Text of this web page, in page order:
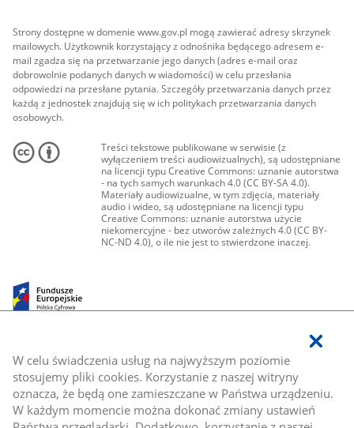
W celu świadczenia usług na najwyższym poziomie
stosujemy pliki cookies. Korzystanie z naszej witryny
oznacza, że będą one zamieszczane w Państwa urządzeniu.
W każdym momencie można dokonać zmiany ustawień
Strony dostępne w domenie www.gov.pl mogą zawierać adresy skrzynek
mailowych. Użytkownik korzystający z odnośnika będącego adresem e-
mail zgadza się na przetwarzanie jego danych (adres e-mail oraz
dobrowolnie podanych danych w wiadomości) w celu przesłania
odpowiedzi na przesłane pytania. Szczegóły przetwarzania danych przez
każdą z jednostek znajdują się w ich politykach przetwarzania danych
osobowych.
Treści tekstowe publikowane w serwisie (z
wyłączeniem treści audiowizualnych), są udostępniane
na licencji typu Creative Commons: uznanie autorstwa
- na tych samych warunkach 4.0 (CC BY-SA 4.0).
Materiały audiowizualne, w tym zdjęcia, materiały
audio i wideo, są udostępniane na licencji typu
Creative Commons: uznanie autorstwa użycie
niekomercyjne - bez utworów zależnych 4.0 (CC BY-
NC-ND 4.0), o ile nie jest to stwierdzone inaczej.